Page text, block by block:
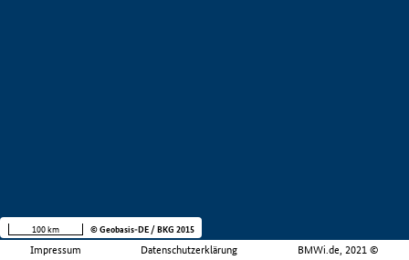
Impressum Datenschutzerklärung BMWi.de, 2021 ©
100 km © Geobasis-DE / BKG 2015